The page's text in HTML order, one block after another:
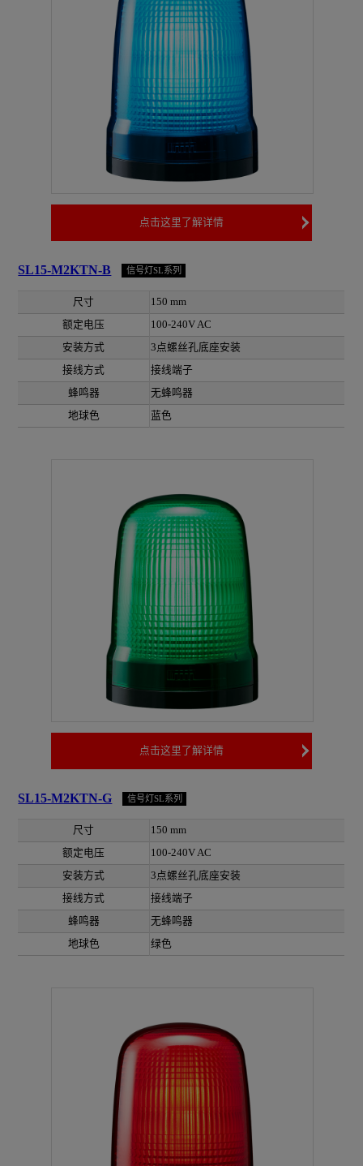
点击这里了解详情
SL15-M2KTN-B 信号灯SL系列
尺寸
150 mm
额定电压
100-240V AC
安装方式
3点螺丝孔底座安装
接线方式
接线端子
蜂鸣器
无蜂鸣器
地球色
蓝色
点击这里了解详情
SL15-M2KTN-G 信号灯SL系列
尺寸
150 mm
额定电压
100-240V AC
安装方式
3点螺丝孔底座安装
接线方式
接线端子
蜂鸣器
无蜂鸣器
地球色
绿色